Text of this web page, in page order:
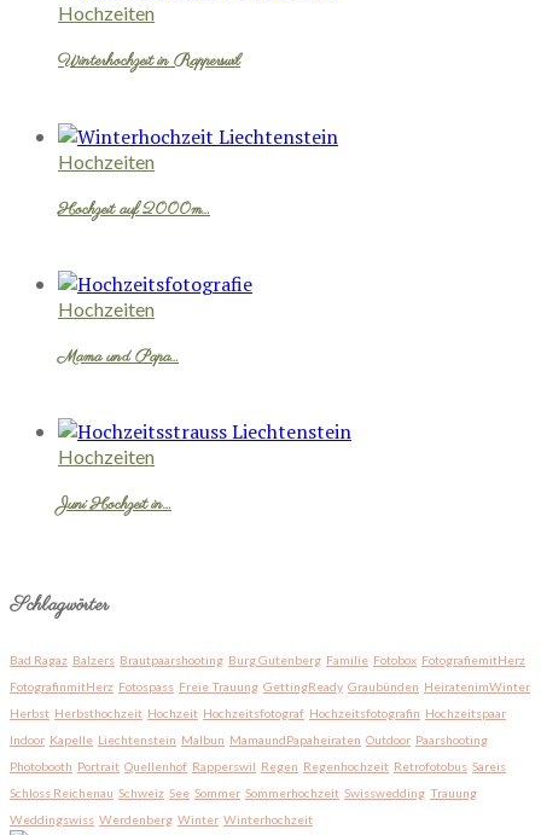
Hochzeiten
Winterhochzeit in Rapperswil
Hochzeiten
Hochzeit auf 2000m…
Hochzeiten
Mama und Papa…
Hochzeiten
Juni Hochzeit in…
Schlagwörter
Bad Ragaz Balzers Brautpaarshooting Burg Gutenberg Familie Fotobox FotografiemitHerz
FotografinmitHerz Fotospass Freie Trauung GettingReady Graubünden HeiratenimWinter
Herbst Herbsthochzeit Hochzeit Hochzeitsfotograf Hochzeitsfotografin Hochzeitspaar
Indoor Kapelle Liechtenstein Malbun MamaundPapaheiraten Outdoor Paarshooting
Photobooth Portrait Quellenhof Rapperswil Regen Regenhochzeit Retrofotobus Sareis
Schloss Reichenau Schweiz See Sommer Sommerhochzeit Swisswedding Trauung
Weddingswiss Werdenberg Winter Winterhochzeit